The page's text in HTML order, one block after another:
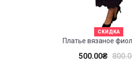
СКИДКА
Платье вязаное
500.00₴